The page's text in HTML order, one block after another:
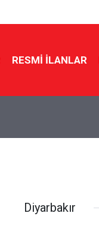
RESMI İLANLAR
Diyarbakır